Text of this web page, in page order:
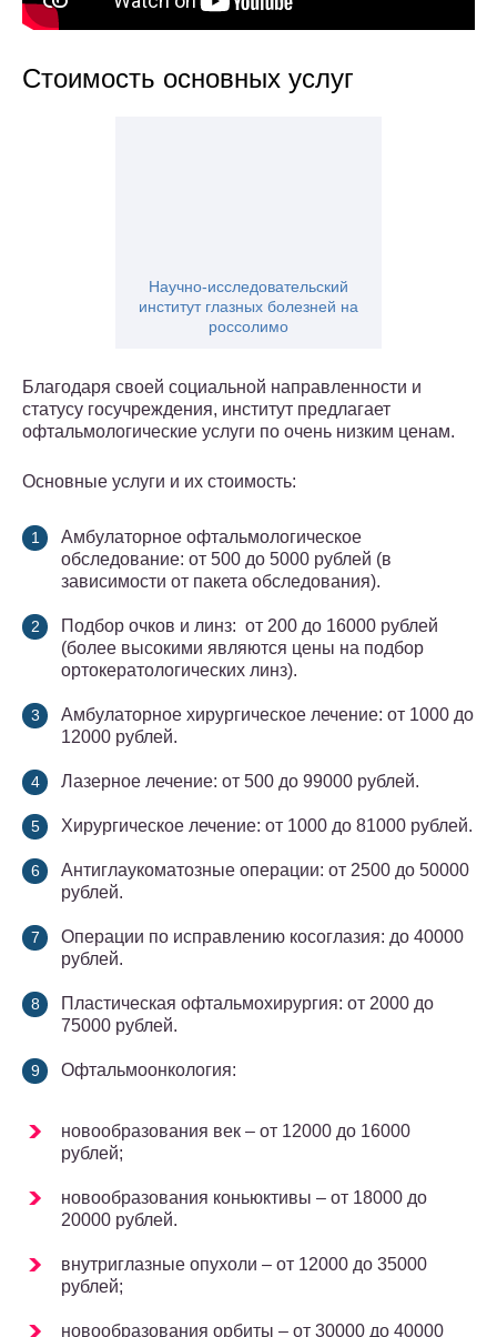
Стоимость основных услуг
Научно-исследовательский
институт глазных болезней на
россолимо
Благодаря своей социальной направленности и
статусу госучреждения, институт предлагает
офтальмологические услуги по очень низким ценам.
Основные услуги и их стоимость:
Амбулаторное офтальмологическое
обследование: от 500 до 5000 рублей (в
зависимости от пакета обследования).
Подбор очков и линз: от 200 до 16000 рублей
(более высокими являются цены на подбор
ортокератологических линз).
Амбулаторное хирургическое лечение: от 1000 до
12000 рублей.
Лазерное лечение: от 500 до 99000 рублей.
Хирургическое лечение: от 1000 до 81000 рублей.
Антиглаукоматозные операции: от 2500 до 50000
рублей.
Операции по исправлению косоглазия: до 40000
рублей.
Пластическая офтальмохирургия: от 2000 до
75000 рублей.
Офтальмоонкология:
новообразования век – от 12000 до 16000
рублей;
новообразования коньюктивы – от 18000 до
20000 рублей.
внутриглазные опухоли – от 12000 до 35000
рублей;
новообразования орбиты – от 30000 до 40000